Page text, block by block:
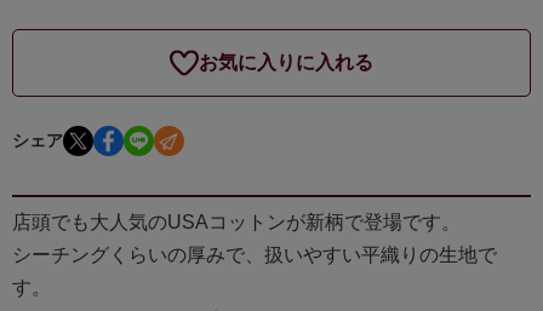
お気に入りに入れる
シェア
店頭でも大人気のUSAコットンが新柄で登場です。
シーチングくらいの厚みで、扱いやすい平織りの生地で
す。